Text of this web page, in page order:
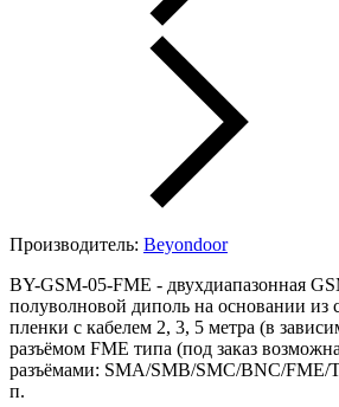
Производитель: Beyondoor
BY-GSM-05-FME - двухдиапазонная
полуволновой диполь на основании из
пленки с кабелем 2, 3, 5 метра (в
разъёмом FME типа (под заказ
разъёмами: SMA/SMB/SMC/BNC/
п.